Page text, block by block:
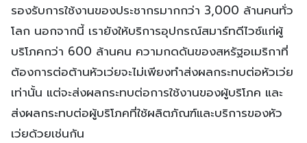
รองรับการใช้งานของประชากรมากกว่า 3,000 ล้านคนทั่ว
โลก นอกจากนี้ เรายังให้บริการอุปกรณ์สมาร์ทดีไวซ์แก่ผู้
บริโภคกว่า 600 ล้านคน ความกดดันของสหรัฐอเมริกาที่
ต้องการต่อต้านหัวเว่ยจะไม่เพียงทำส่งผลกระทบต่อหัวเว่ย
เท่านั้น แต่จะส่งผลกระทบต่อการใช้งานของผู้บริโภค และ
ส่งผลกระทบต่อผู้บริโภคที่ใช้ผลิตภัณฑ์และบริการของหัว
เว่ยด้วยเช่นกัน